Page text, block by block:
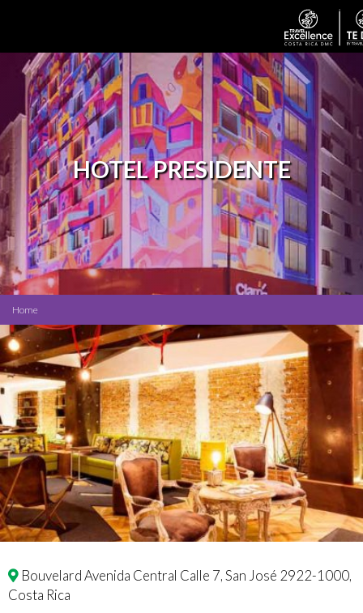
HOTEL PRESIDENTE
Home
Bouvelard Avenida Central Calle 7, San José 2922-1000,
Costa Rica